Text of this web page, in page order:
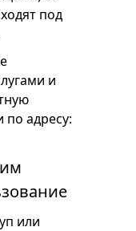
под
и
по адресу:
или